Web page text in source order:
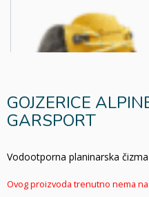
GOJZERICE
GARSPORT
Vodootporna planinarska
Ovog proizvoda trenutno nema